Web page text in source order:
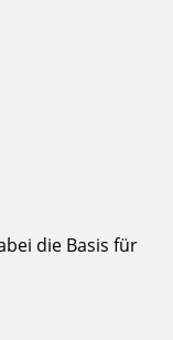
die Basis für